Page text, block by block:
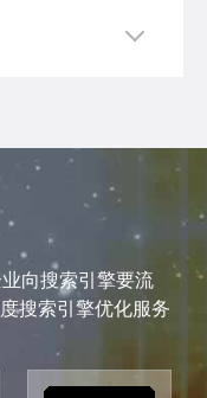
向搜索引擎要流
搜索引擎优化服务